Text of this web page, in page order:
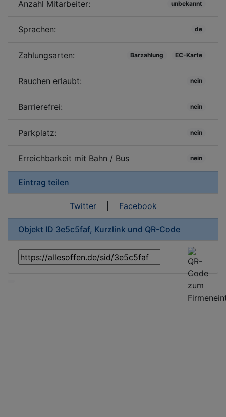
Anzahl Mitarbeiter: unbekannt
Sprachen: de
Zahlungsarten: Barzahlung EC-Karte
Rauchen erlaubt: nein
Barrierefrei: nein
Parkplatz: nein
Erreichbarkeit mit Bahn / Bus nein
Eintrag teilen
Twitter| Facebook
Objekt ID 3e5c5faf, Kurzlink und QR-Code